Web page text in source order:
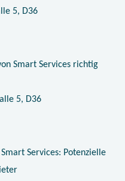
5, D36
Smart Services richtig
5, D36
Services: Potenzielle